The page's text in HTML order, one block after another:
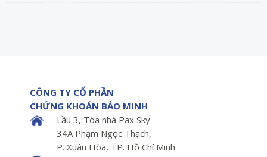
CÔNG TY CỔ PHẦN
CHỨNG KHOÁN BẢO MINH
Lầu 3, Tòa nhà Pax Sky
34A Phạm Ngọc Thạch,
P. Xuân Hòa, TP. Hồ Chí Minh